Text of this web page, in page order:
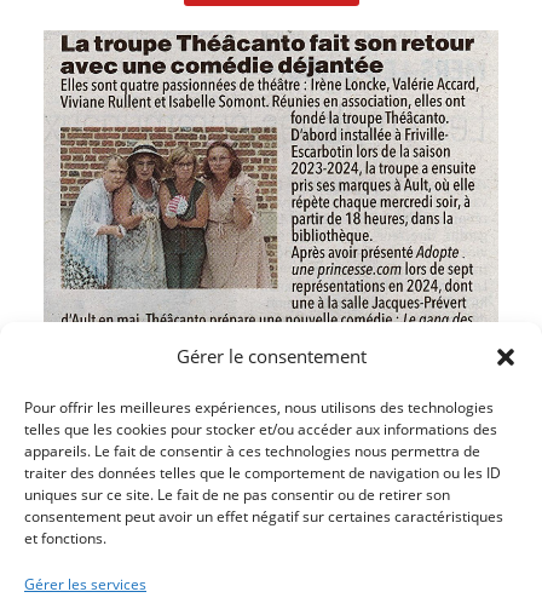
Gérer le consentement
Pour offrir les meilleures expériences, nous utilisons des technologies
telles que les cookies pour stocker et/ou accéder aux informations des
appareils. Le fait de consentir à ces technologies nous permettra de
traiter des données telles que le comportement de navigation ou les ID
uniques sur ce site. Le fait de ne pas consentir ou de retirer son
consentement peut avoir un effet négatif sur certaines caractéristiques
et fonctions.
Gérer les services
Article précédent
UN HOMMAGE A LA LIBERATION DU CAMP DE
CONCENTRATION D’AUSCHWITZ